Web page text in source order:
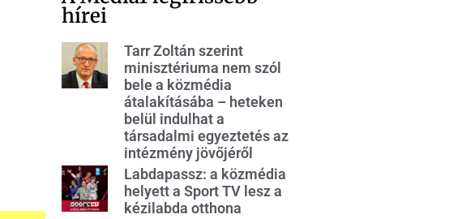
hírei
Tarr Zoltán szerint
minisztériuma nem szól
bele a közmédia
átalakításába – heteken
belül indulhat a
társadalmi egyeztetés az
intézmény jövőjéről
Labdapassz: a közmédia
helyett a Sport TV lesz a
kézilabda otthona